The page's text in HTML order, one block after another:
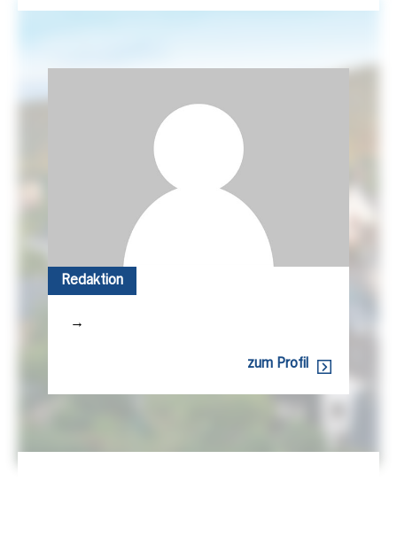
Redaktion
→
zum Profil